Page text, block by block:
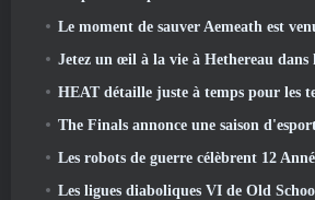
Le moment de sauver Aemeath est venu dans la version
Jetez un œil à la vie à Hethereau dans la vidéo d’aperçu du gameplay du
HEAT détaille juste à temps pour les
The Finals annonce une saison
Les robots de guerre célèbrent 12 Années avec
Les ligues diaboliques VI de Old School RuneScape